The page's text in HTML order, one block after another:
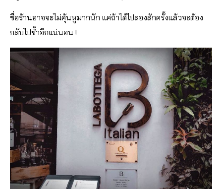
ชื่อร้านอาจจะไม่คุ้นหูมากนัก แค่ถ้าได้ไปลองสักครั้งแล้วจะต้อง
กลับไปช้ำอีกแน่นอน !